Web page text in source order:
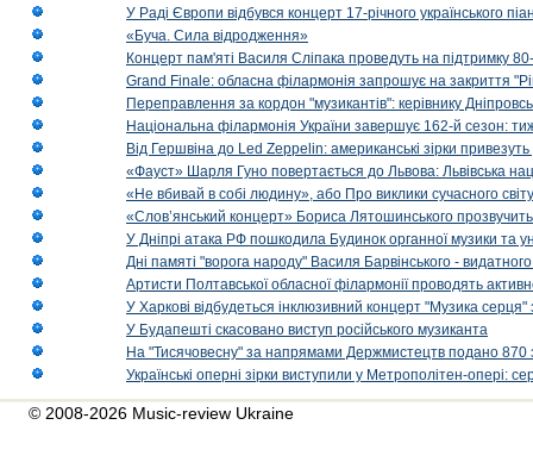
У Раді Європи відбувся концерт 17-річного українського
«Буча. Сила відродження»
Концерт пам'яті Василя Сліпака проведуть на підтримку
Grand Finale: обласна філармонія запрошує на закриття
Переправлення за кордон "музикантів": керівнику
Національна філармонія України завершує 162-й сезон:
Від Гершвіна до Led Zeppelin: американські зірки
«Фауст» Шарля Гуно повертається до Львова: Львівська
«Не вбивай в собі людину», або Про виклики сучасного світу
«Слов’янський концерт» Бориса Лятошинського
У Дніпрі атака РФ пошкодила Будинок органної музики та
Дні памяті "ворога народу" Василя Барвінського -
Артисти Полтавської обласної філармонії проводять
У Харкові відбудеться інклюзивний концерт "Музика
У Будапешті скасовано виступ російського музиканта
На "Тисячовесну" за напрямами Держмистецтв подано 870
Українські оперні зірки виступили у Метрополітен-опері:
© 2008-2026 Music-review Ukraine